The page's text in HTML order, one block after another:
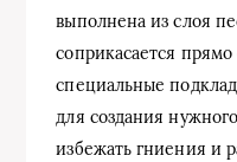
выполнена из слоя
соприкасается
специальные
для создания
избежать гниения и